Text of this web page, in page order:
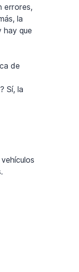
errores,
la
hay que
de
Sí, la